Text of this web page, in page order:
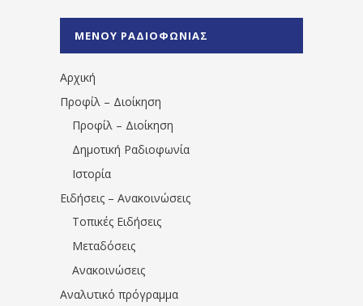
1531194763766854/" artist="" ]
ΜΕΝΟΥ ΡΑΔΙΟΦΩΝΙΑΣ
Αρχική
Προφίλ – Διοίκηση
Προφίλ – Διοίκηση
Δημοτική Ραδιοφωνία
Ιστορία
Ειδήσεις – Ανακοινώσεις
Τοπικές Ειδήσεις
Μεταδόσεις
Ανακοινώσεις
Αναλυτικό πρόγραμμα